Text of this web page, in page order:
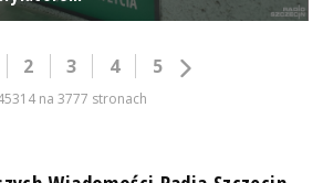
2 3 4 5
na 3777 stronach